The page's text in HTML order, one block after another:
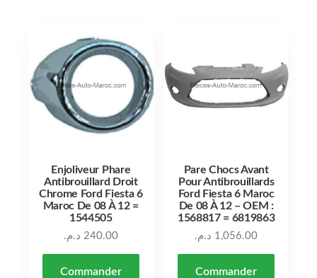
Enjoliveur Phare
Antibrouillard Droit
Chrome Ford Fiesta 6
Maroc De 08 À 12 =
1544505
240.00 د.م.
Commander
Pare Chocs Avant
Pour Antibrouillards
Ford Fiesta 6 Maroc
De 08 À 12 – OEM :
1568817 = 6819863
1,056.00 د.م.
Commander